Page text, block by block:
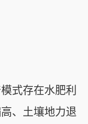
式存在水肥利
、土壤地力退